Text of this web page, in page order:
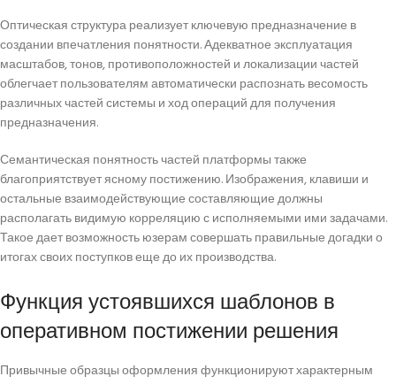
Оптическая структура реализует ключевую предназначение в
создании впечатления понятности. Адекватное эксплуатация
масштабов, тонов, противоположностей и локализации частей
облегчает пользователям автоматически распознать весомость
различных частей системы и ход операций для получения
предназначения.
Семантическая понятность частей платформы также
благоприятствует ясному постижению. Изображения, клавиши и
остальные взаимодействующие составляющие должны
располагать видимую корреляцию с исполняемыми ими задачами.
Такое дает возможность юзерам совершать правильные догадки о
итогах своих поступков еще до их производства.
Функция устоявшихся шаблонов в
оперативном постижении решения
Привычные образцы оформления функционируют характерным